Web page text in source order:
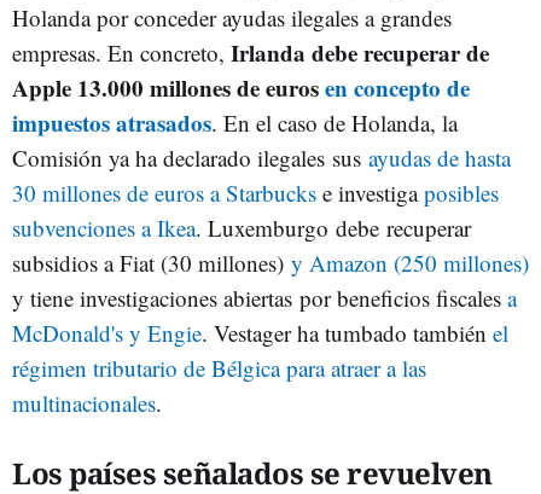
Holanda por conceder ayudas ilegales a grandes
empresas. En concreto, Irlanda debe recuperar de
Apple 13.000 millones de eurosen concepto de
impuestos atrasados. En el caso de Holanda, la
Comisión ya ha declarado ilegales sus ayudas de hasta
30 millones de euros a Starbucks e investigaposibles
subvenciones a Ikea. Luxemburgo debe recuperar
subsidios a Fiat (30 millones) y Amazon (250 millones)
y tiene investigaciones abiertas por beneficios fiscales a
McDonald's y Engie. Vestager ha tumbado también el
régimen tributario de Bélgica para atraer a las
multinacionales.
Los países señalados se revuelven